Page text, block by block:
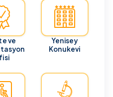
ve
Yenisey
Konukevi